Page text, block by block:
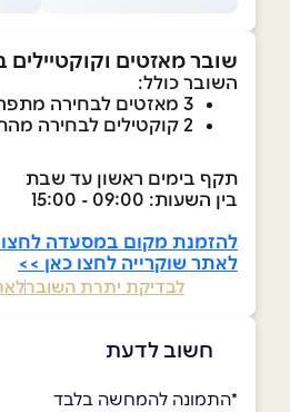
שובר מאזטים
השובר כולל:
3 מאזטים לבחירה מתפריט המעדנייה
2 קוקטילים לבחירה מהתפריט
תקף בימים ראשון עד שבת
בין השעות: 09:00 - 15:00
להזמנת מקום במסעדה לחצו
לאתר שוקרייה לחצו כאן >>
לבדיקת יתרת השובר
חשוב לדעת
*התמונה להמחשה בלבד